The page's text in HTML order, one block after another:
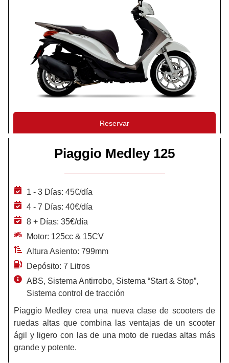
Reservar
Piaggio Medley 125
1 - 3 Días: 45€/día
4 - 7 Días: 40€/día
8 + Días: 35€/día
Motor: 125cc & 15CV
Altura Asiento: 799mm
Depósito: 7 Litros
ABS, Sistema Antirrobo, Sistema “Start & Stop”,
Sistema control de tracción
Piaggio Medley crea una nueva clase de scooters de
ruedas altas que combina las ventajas de un scooter
ágil y ligero con las de una moto de ruedas altas más
grande y potente.